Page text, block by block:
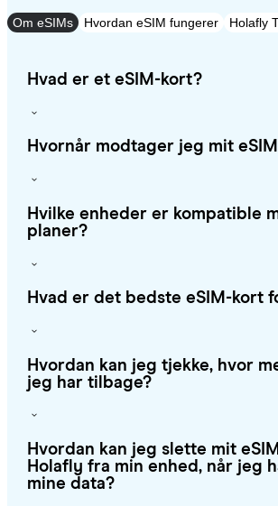
Om eSIMs Hvordan eSIM fungerer Holafly
Hvad er et eSIM-kort?
Hvornår modtager jeg mit
Hvilke enheder er kompatible
planer?
Hvad er det bedste eSIM-kort
Hvordan kan jeg tjekke, hvor
jeg har tilbage?
Hvordan kan jeg slette mit
Holafly fra min enhed, når jeg
mine data?